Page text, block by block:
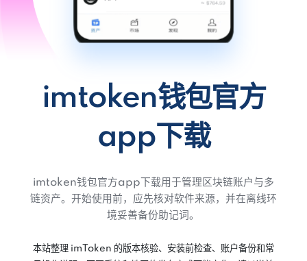
imtoken钱包官方
app下载
imtoken钱包官方app下载用于管理区块链账户与多
链资产。开始使用前，应先核对软件来源，并在离线环
境妥善备份助记词。
本站整理 imToken 的版本核验、安装前检查、账户备份和常